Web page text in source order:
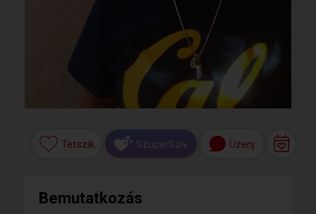
Tetszik SzuperSzív Üzenj
Bemutatkozás